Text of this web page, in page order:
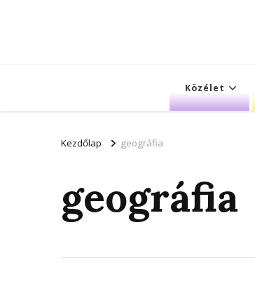
Közélet
Kezdőlap geográfia
geográfia